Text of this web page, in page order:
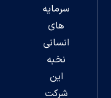
سرمایه
های
انسانی
نخبه
این
شرکت